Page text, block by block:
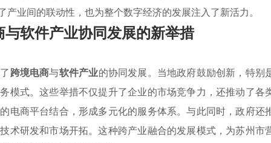
业间的联动性，也为整个数字经济的发展注入了新活力。
软件产业协同发展的新举措
跨境电商与软件产业的协同发展。当地政府鼓励创新，特别
模式。这些举措不仅提升了企业的市场竞争力，还推动了各
电商平台结合，形成多元化的服务体系。与此同时，政府还
术研发和市场开拓。这种跨产业融合的发展模式，为苏州市